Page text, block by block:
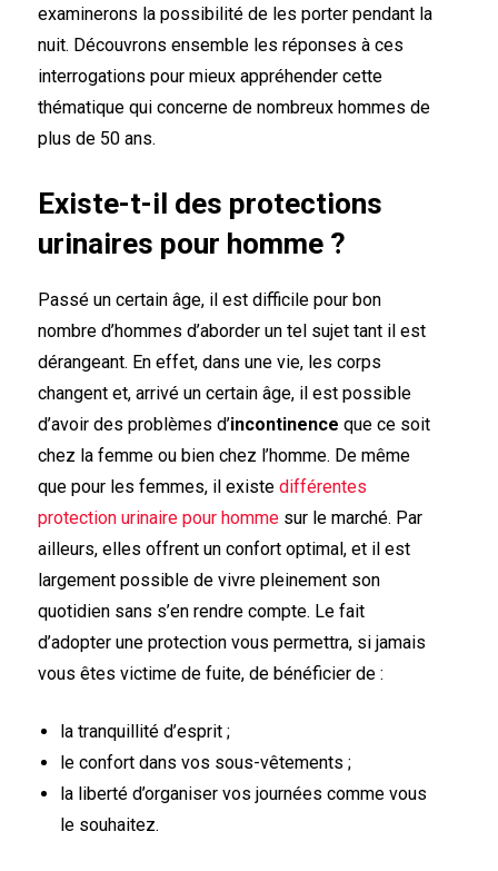
examinerons la possibilité de les porter pendant la
nuit. Découvrons ensemble les réponses à ces
interrogations pour mieux appréhender cette
thématique qui concerne de nombreux hommes de
plus de 50 ans.
Existe-t-il des protections
urinaires pour homme ?
Passé un certain âge, il est difficile pour bon
nombre d’hommes d’aborder un tel sujet tant il est
dérangeant. En effet, dans une vie, les corps
changent et, arrivé un certain âge, il est possible
d’avoir des problèmes d’incontinence que ce soit
chez la femme ou bien chez l’homme. De même
que pour les femmes, il existe différentes
protection urinaire pour homme sur le marché. Par
ailleurs, elles offrent un confort optimal, et il est
largement possible de vivre pleinement son
quotidien sans s’en rendre compte. Le fait
d’adopter une protection vous permettra, si jamais
vous êtes victime de fuite, de bénéficier de :
la tranquillité d’esprit ;
le confort dans vos sous-vêtements ;
la liberté d’organiser vos journées comme vous
le souhaitez.